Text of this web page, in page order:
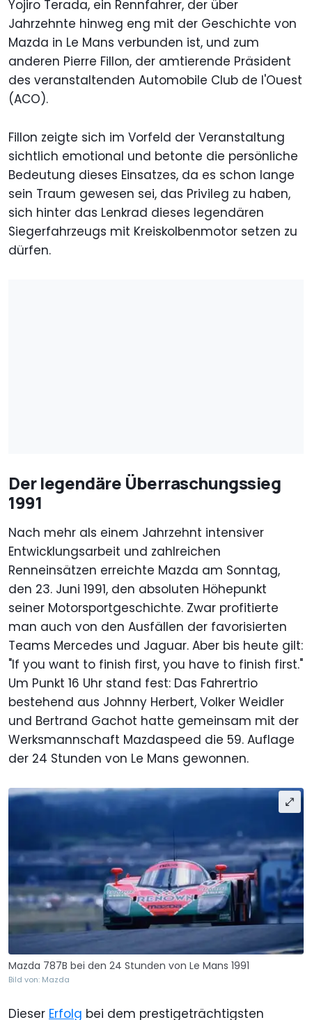
Yojiro Terada, ein Rennfahrer, der über
Jahrzehnte hinweg eng mit der Geschichte von
Mazda in Le Mans verbunden ist, und zum
anderen Pierre Fillon, der amtierende Präsident
des veranstaltenden Automobile Club de l'Ouest
(ACO).
Fillon zeigte sich im Vorfeld der Veranstaltung
sichtlich emotional und betonte die persönliche
Bedeutung dieses Einsatzes, da es schon lange
sein Traum gewesen sei, das Privileg zu haben,
sich hinter das Lenkrad dieses legendären
Siegerfahrzeugs mit Kreiskolbenmotor setzen zu
dürfen.
Der legendäre Überraschungssieg
1991
Nach mehr als einem Jahrzehnt intensiver
Entwicklungsarbeit und zahlreichen
Renneinsätzen erreichte Mazda am Sonntag,
den 23. Juni 1991, den absoluten Höhepunkt
seiner Motorsportgeschichte. Zwar profitierte
man auch von den Ausfällen der favorisierten
Teams Mercedes und Jaguar. Aber bis heute gilt:
"If you want to finish first, you have to finish first."
Um Punkt 16 Uhr stand fest: Das Fahrertrio
bestehend aus Johnny Herbert, Volker Weidler
und Bertrand Gachot hatte gemeinsam mit der
Werksmannschaft Mazdaspeed die 59. Auflage
der 24 Stunden von Le Mans gewonnen.
Mazda 787B bei den 24 Stunden von Le Mans 1991
Bild von: Mazda
Dieser Erfolg bei dem prestigeträchtigsten